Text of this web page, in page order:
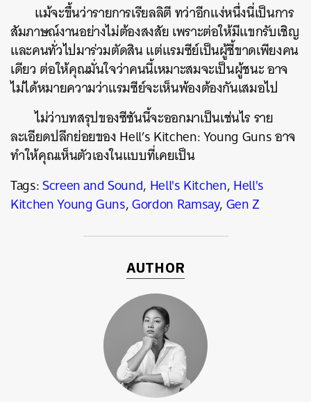
แม้จะขึ้นว่ารายการเรียลลิตี ทว่าอีกแง่หนึ่งนี่เป็นการ
สัมภาษณ์งานอย่างไม่ต้องสงสัย เพราะต่อให้มีแขกรับเชิญ
และคนทั่วไปมาร่วมตัดสิน แต่แรมซีย์เป็นผู้ชี้ขาดเพียงคน
เดียว ต่อให้คุณมั่นใจว่าคนนี้เหมาะสมจะเป็นผู้ชนะ อาจ
ไม่ได้หมายความว่าแรมซีย์จะเห็นพ้องต้องกันเสมอไป
ไม่ว่าบทสรุปของซีซันนี้จะออกมาเป็นเช่นไร ราย
ละเอียดปลีกย่อยของHell’s Kitchen: Young Guns อาจ
ทำให้คุณเห็นตัวเองในแบบที่เคยเป็น
Tags:Screen and Sound, Hell's Kitchen,Hell's
Kitchen Young Guns,Gordon Ramsay,Gen Z
AUTHOR